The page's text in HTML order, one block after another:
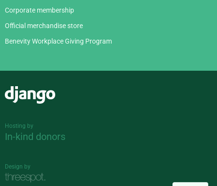
Corporate membership
Official merchandise store
Benevity Workplace Giving Program
Hosting by
In-kind donors
Design by